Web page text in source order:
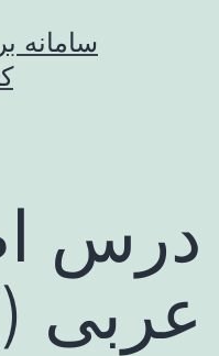
سامانه
درس
عربی (3)